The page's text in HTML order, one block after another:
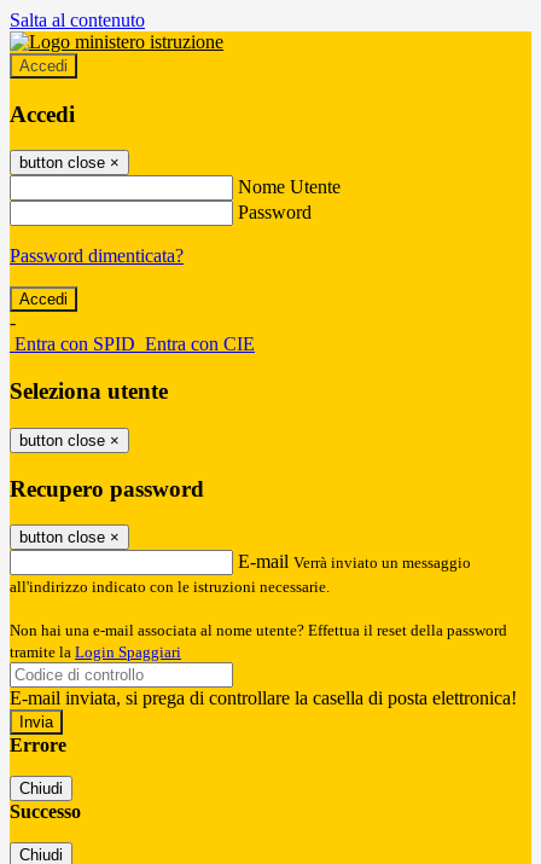
Salta al contenuto
Accedi
Accedi
button close ×
Nome Utente
Password
Password dimenticata?
-
Entra con SPID Entra con CIE
Seleziona utente
button close ×
Recupero password
button close ×
E-mail Verrà inviato un messaggio
all'indirizzo indicato con le istruzioni necessarie.
Non hai una e-mail associata al nome utente? Effettua il reset della password
tramite la Login Spaggiari
E-mail inviata, si prega di controllare la casella di posta elettronica!
Errore
Chiudi
Successo
Chiudi